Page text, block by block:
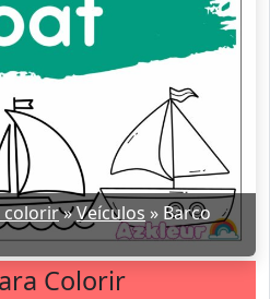
colorir»Veículos » Barco
Colorir